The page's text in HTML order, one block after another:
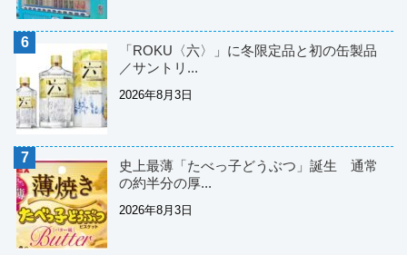
「ROKU〈六〉」に冬限定品と初の缶製品
／サントリ...
2026年8月3日
史上最薄「たべっ子どうぶつ」誕生 通常
の約半分の厚...
2026年8月3日